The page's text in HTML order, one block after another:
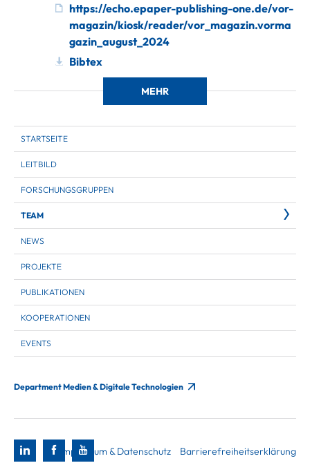
https://echo.epaper-publishing-one.de/vor-
magazin/kiosk/reader/vor_magazin.vorma
gazin_august_2024
Bibtex
MEHR
STARTSEITE
LEITBILD
FORSCHUNGSGRUPPEN
TEAM
NEWS
PROJEKTE
PUBLIKATIONEN
KOOPERATIONEN
EVENTS
Department Medien & Digitale Technologien
Impressum & Datenschutz Barrierefreiheitserklärung